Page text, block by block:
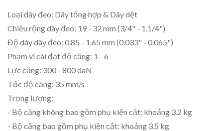
Loại dây đeo: Dây tổng hợp & Dây dệt
Chiều rộng dây đeo: 19 - 32 mm (3/4" - 1.1/4")
Độ dày dây đeo: 0.85 - 1.65 mm (0.033" - 0.065")
Phạm vi cài đặt độ căng: 1 - 6
Lực căng: 300 - 800 daN
Tốc độ căng: 35 mm/s
Trọng lượng:
- Bộ căng không bao gồm phụ kiện cắt: khoảng 3.2 kg
- Bộ căng bao gồm phụ kiện cắt: khoảng 3.5 kg